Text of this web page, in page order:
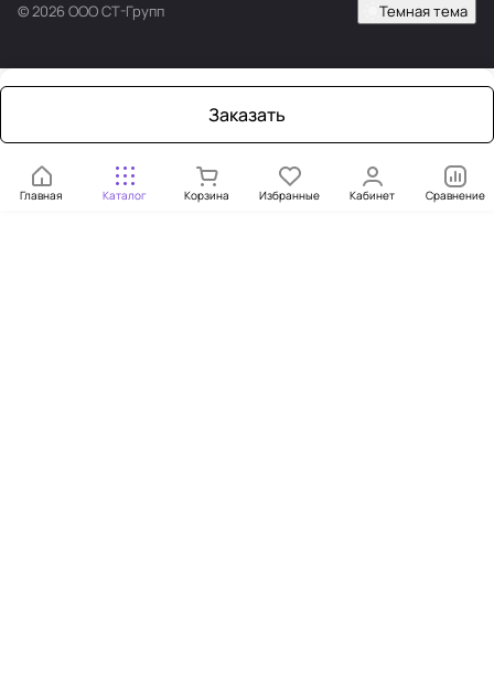
Заказать
Главная Каталог Корзина Избранные Кабинет Сравнение
© 2026 ООО СТ-Групп Темная тема